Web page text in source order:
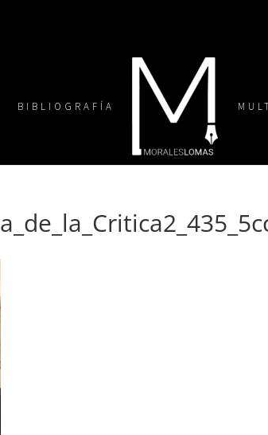
BIBLIOGRAFÍA